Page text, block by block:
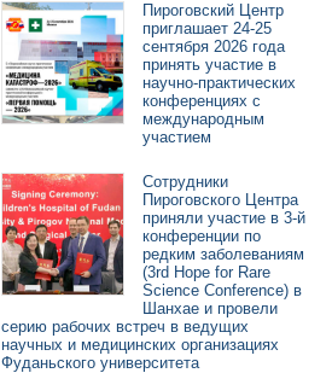
Пироговский Центр
приглашает 24-25
сентября 2026 года
принять участие в
научно-практических
конференциях с
международным
участием
Сотрудники
Пироговского Центра
приняли участие в 3-й
конференции по
редким заболеваниям
(3rd Hope for Rare
Science Conference) в
Шанхае и провели
серию рабочих встреч в ведущих
научных и медицинских организациях
Фуданьского университета